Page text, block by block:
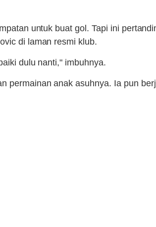
untuk buat gol. Tapi ini
di laman resmi klub.
dulu nanti," imbuhnya.
permainan anak asuhnya. Ia pun